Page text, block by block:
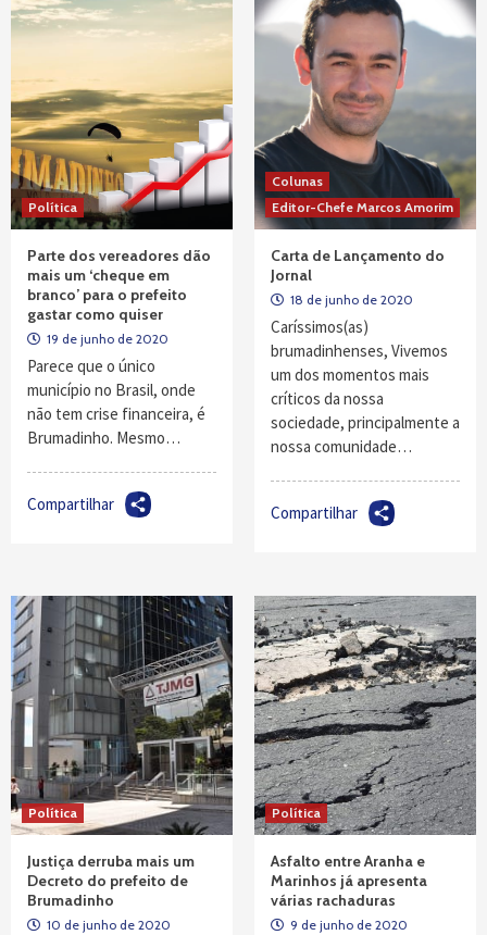
Política
Parte dos vereadores dão
mais um ‘cheque em
branco’ para o prefeito
gastar como quiser
19 de junho de 2020
Parece que o único
município no Brasil, onde
não tem crise financeira, é
Brumadinho. Mesmo…
Compartilhar
Colunas
Editor-Chefe Marcos Amorim
Carta de Lançamento do
Jornal
18 de junho de 2020
Caríssimos(as)
brumadinhenses, Vivemos
um dos momentos mais
críticos da nossa
sociedade, principalmente a
nossa comunidade…
Compartilhar
Política
Justiça derruba mais um
Decreto do prefeito de
Brumadinho
10 de junho de 2020
Política
Asfalto entre Aranha e
Marinhos já apresenta
várias rachaduras
9 de junho de 2020